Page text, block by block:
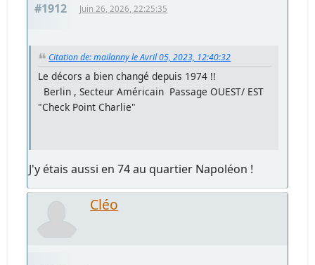
#1912 Juin 26, 2026, 22:25:35
Citation de: mailanny le Avril 05, 2023, 12:40:32
Le décors a bien changé depuis 1974 !!
Berlin , Secteur Américain Passage OUEST/ EST
"Check Point Charlie"
J'y étais aussi en 74 au quartier Napoléon !
Cléo